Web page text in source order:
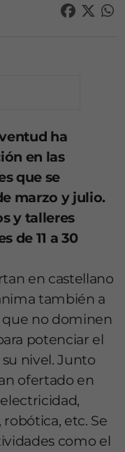
ha
en las
que se
marzo y julio.
y talleres
de 11 a 30
en castellano
también a
que no dominen
potenciar el
su nivel. Junto
ofertado en
etc. Se
como el